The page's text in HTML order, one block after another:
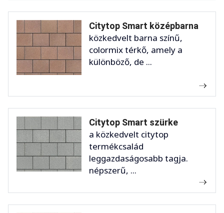
Citytop Smart középbarna
közkedvelt barna színű,
colormix térkő, amely a
különböző, de ...
Citytop Smart szürke
a közkedvelt citytop
termékcsalád
leggazdaságosabb tagja.
népszerű, ...